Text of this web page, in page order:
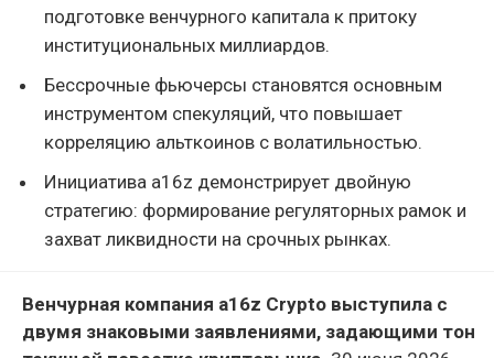
подготовке венчурного капитала к притоку
институциональных миллиардов.
Бессрочные фьючерсы становятся основным
инструментом спекуляций, что повышает
корреляцию альткоинов с волатильностью.
Инициатива a16z демонстрирует двойную
стратегию: формирование регуляторных рамок и
захват ликвидности на срочных рынках.
Венчурная компания a16z Crypto выступила с
двумя знаковыми заявлениями, задающими тон